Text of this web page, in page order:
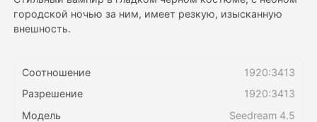
Цены
городской ночью за ним, имеет резкую, изысканную
внешность.
Соотношение
1920:3413
Разрешение
1920:3413
Модель
Seedream 4.5